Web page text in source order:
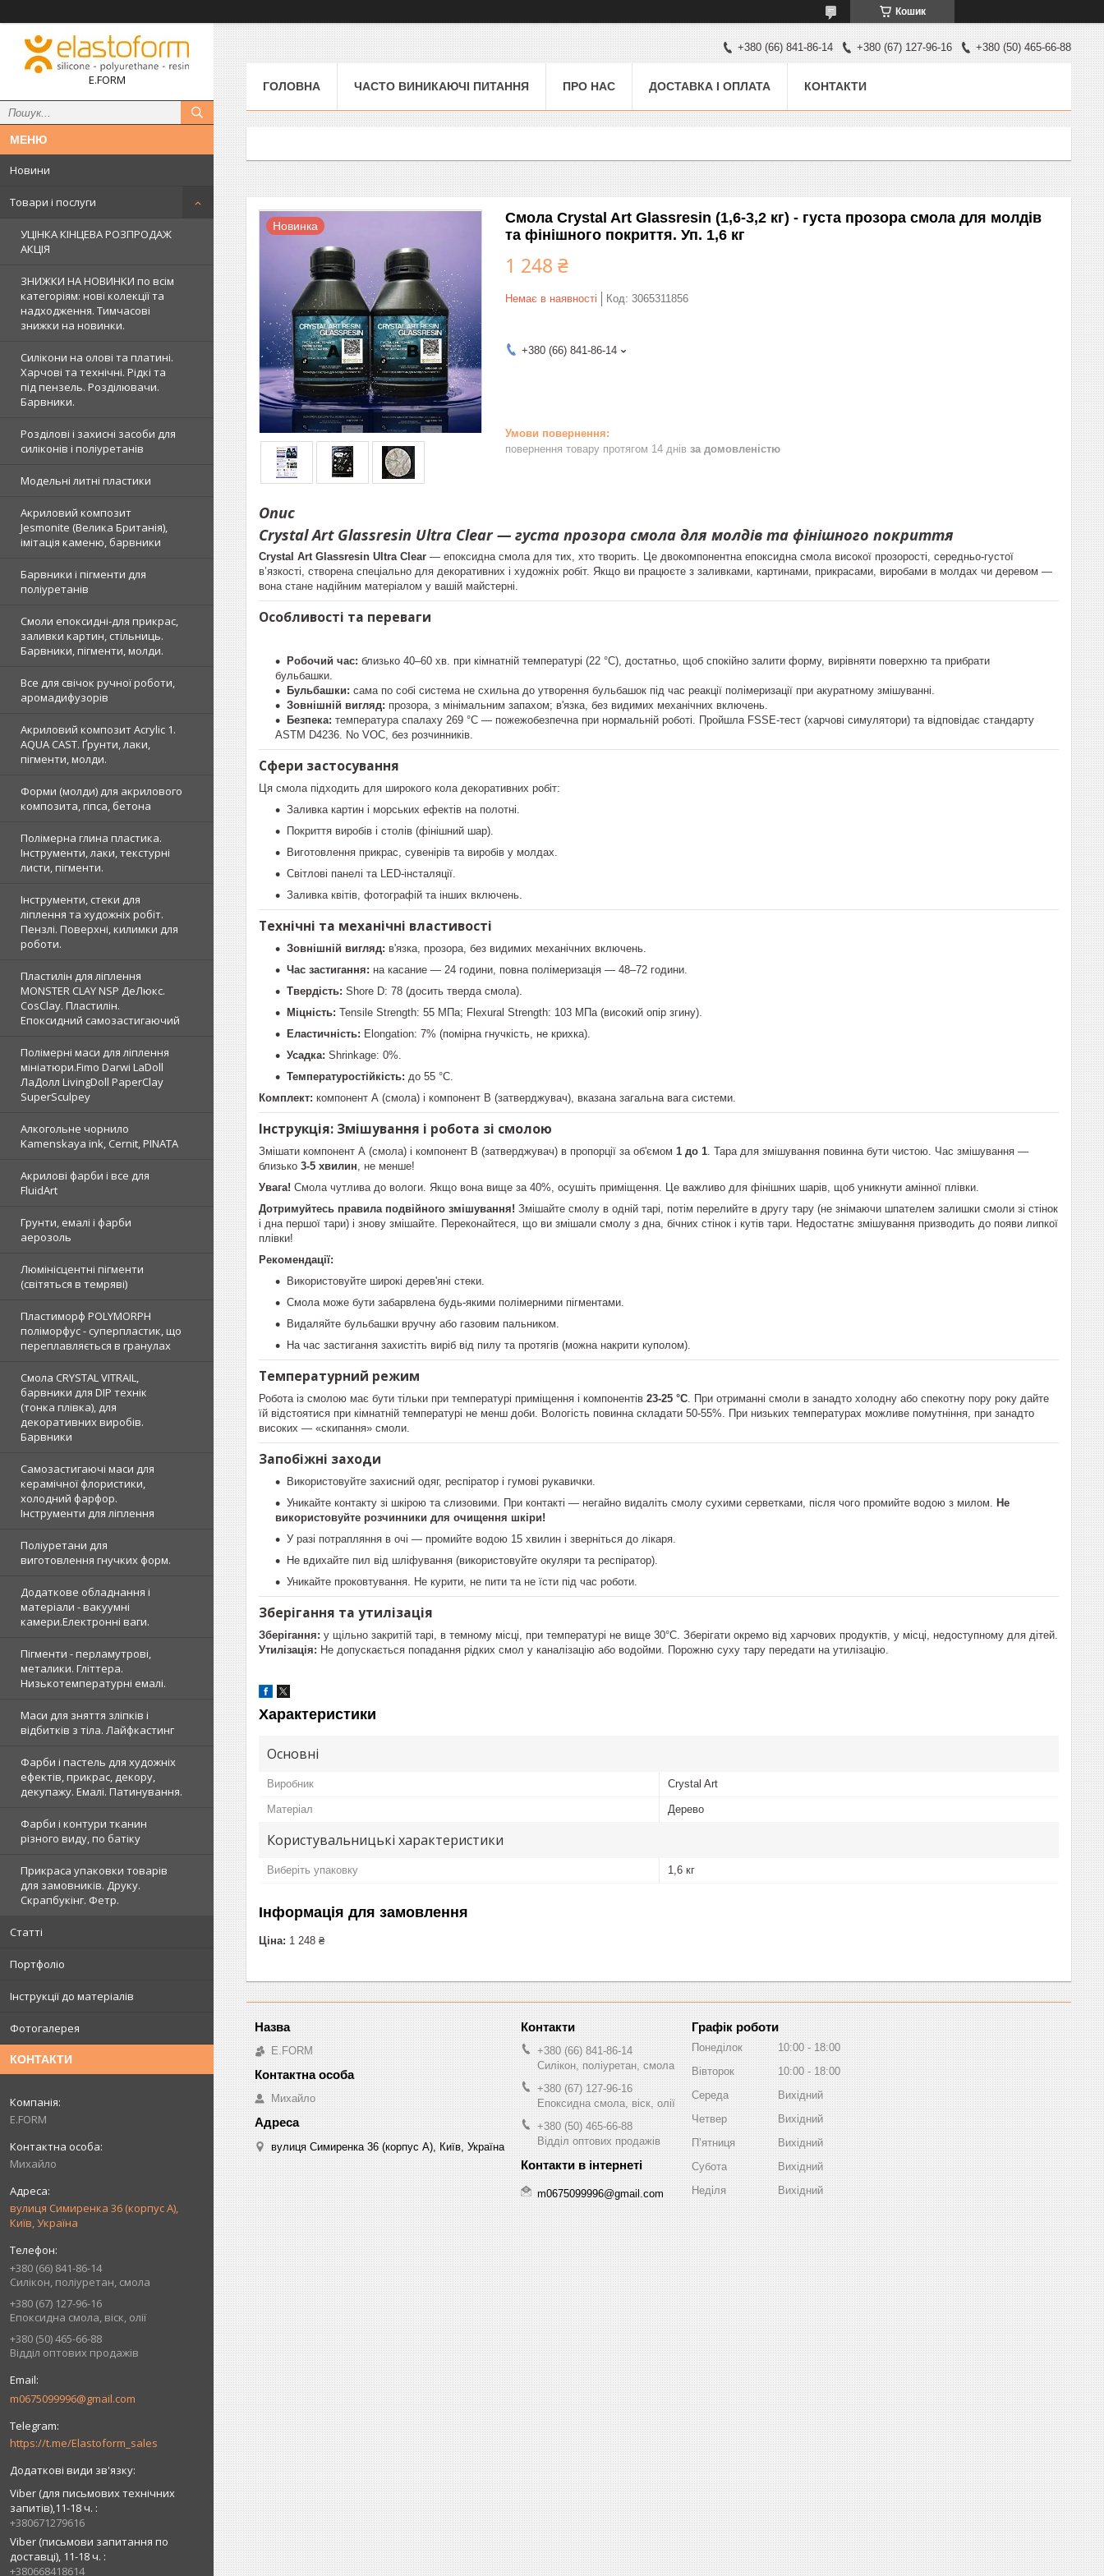
Кошик
E.FORM
Новини
Товари і послуги
УЦІНКА КІНЦЕВА РОЗПРОДАЖ
АКЦІЯ
ЗНИЖКИ НА НОВИНКИ по всім
категоріям: нові колекцїї та
надходження. Тимчасові
знижки на новинки.
Силікони на олові та платині.
Харчові та технічні. Рідкі та
під пензель. Розділювачи.
Барвники.
Розділові і захисні засоби для
силіконів і поліуретанів
Модельні литні пластики
Акриловий композит
Jesmonite (Велика Британія),
імітація каменю, барвники
Барвники і пігменти для
поліуретанів
Смоли епоксидні-для прикрас,
заливки картин, стільниць.
Барвники, пігменти, молди.
Все для свічок ручної роботи,
аромадифузорів
Акриловий композит Acrylic 1.
AQUA CAST. Ґрунти, лаки,
пігменти, молди.
Форми (молди) для акрилового
композита, гіпса, бетона
Полімерна глина пластика.
Інструменти, лаки, текстурні
листи, пігменти.
Інструменти, стеки для
ліплення та художніх робіт.
Пензлі. Поверхні, килимки для
роботи.
Пластилін для ліплення
MONSTER CLAY NSP ДеЛюкс.
CosClay. Пластилін.
Епоксидний самозастигаючий
Полімерні маси для ліплення
мініатюри.Fimo Darwi LaDoll
ЛаДолл LivingDoll PaperClay
SuperSculpey
Алкогольне чорнило
Kamenskaya ink, Cernit, PINATA
Акрилові фарби і все для
FluidArt
Грунти, емалі і фарби
аерозоль
Люмінісцентні пігменти
(світяться в темряві)
Пластиморф POLYMORPH
поліморфус - суперпластик, що
переплавляється в гранулах
Смола CRYSTAL VITRAIL,
барвники для DIP технік
(тонка плівка), для
декоративних виробів.
Барвники
Самозастигаючі маси для
керамічної флористики,
холодний фарфор.
Інструменти для ліплення
Поліуретани для
виготовлення гнучких форм.
Додаткове обладнання і
матеріали - вакуумні
камери.Електронні ваги.
Пігменти - перламутрові,
металики. Гліттера.
Низькотемпературні емалі.
Маси для зняття зліпків і
відбитків з тіла. Лайфкастинг
Фарби і пастель для художніх
ефектів, прикрас, декору,
декупажу. Емалі. Патинування.
Фарби і контури тканин
різного виду, по батіку
Прикраса упаковки товарів
для замовників. Друку.
Скрапбукінг. Фетр.
Статті
Портфоліо
Інструкції до матеріалів
Фотогалерея
КОНТАКТИ
E.FORM
Михайло
вулиця Симиренка 36 (корпус А),
Київ, Україна
+380 (66) 841-86-14
Силікон, поліуретан, смола
+380 (67) 127-96-16
Епоксидна смола, віск, олії
+380 (50) 465-66-88
Відділ оптових продажів
m0675099996@gmail.com
https://t.me/Elastoform_sales
Viber (для письмових технічних
запитів),11-18 ч.
+380671279616
Viber (письмови запитання по
доставці), 11-18 ч.
+380668418614
+380 (66) 841-86-14 +380 (67) 127-96-16 +380 (50) 465-66-88
ГОЛОВНА ЧАСТО ВИНИКАЮЧІ ПИТАННЯ ПРО НАС ДОСТАВКА І ОПЛАТА КОНТАКТИ
Новинка
Смола Crystal Art Glassresin (1,6-3,2 кг) - густа прозора смола для молдів
та фінішного покриття. Уп. 1,6 кг
1 248 ₴
Немає в наявності Код: 3065311856
+380 (66) 841-86-14
повернення товару протягом 14 днів за домовленістю
Опис
Crystal Art Glassresin Ultra Clear — густа прозора смола для молдів та фінішного покриття
Crystal Art Glassresin Ultra Clear — епоксидна смола для тих, хто творить. Це двокомпонентна епоксидна смола високої прозорості, середньо-густої
в’язкості, створена спеціально для декоративних і художніх робіт. Якщо ви працюєте з заливками, картинами, прикрасами, виробами в молдах чи деревом —
вона стане надійним матеріалом у вашій майстерні.
Особливості та переваги
Робочий час: близько 40–60 хв. при кімнатній температурі (22 °С), достатньо, щоб спокійно залити форму, вирівняти поверхню та прибрати
бульбашки.
Бульбашки: сама по собі система не схильна до утворення бульбашок під час реакції полімеризації при акуратному змішуванні.
Зовнішній вигляд: прозора, з мінімальним запахом; в'язка, без видимих механічних включень.
Безпека: температура спалаху 269 °C — пожежобезпечна при нормальній роботі. Пройшла FSSE-тест (харчові симулятори) та відповідає стандарту
ASTM D4236. No VOC, без розчинників.
Сфери застосування
Ця смола підходить для широкого кола декоративних робіт:
Заливка картин і морських ефектів на полотні.
Покриття виробів і столів (фінішний шар).
Виготовлення прикрас, сувенірів та виробів у молдах.
Світлові панелі та LED-інсталяції.
Заливка квітів, фотографій та інших включень.
Технічні та механічні властивості
Зовнішній вигляд: в'язка, прозора, без видимих механічних включень.
Час застигання: на касание — 24 години, повна полімеризація — 48–72 години.
Твердість: Shore D: 78 (досить тверда смола).
Міцність: Tensile Strength: 55 МПа; Flexural Strength: 103 МПа (високий опір згину).
Еластичність: Elongation: 7% (помірна гнучкість, не крихка).
Усадка: Shrinkage: 0%.
Температуростійкість: до 55 °С.
Комплект: компонент А (смола) і компонент В (затверджувач), вказана загальна вага системи.
Інструкція: Змішування і робота зі смолою
Змішати компонент А (смола) і компонент B (затверджувач) в пропорції за об'ємом 1 до 1. Тара для змішування повинна бути чистою. Час змішування —
близько 3-5 хвилин, не менше!
Увага! Смола чутлива до вологи. Якщо вона вище за 40%, осушіть приміщення. Це важливо для фінішних шарів, щоб уникнути амінної плівки.
Дотримуйтесь правила подвійного змішування! Змішайте смолу в одній тарі, потім перелийте в другу тару (не знімаючи шпателем залишки смоли зі стінок
і дна першої тари) і знову змішайте. Переконайтеся, що ви змішали смолу з дна, бічних стінок і кутів тари. Недостатнє змішування призводить до появи липкої
плівки!
Рекомендації:
Використовуйте широкі дерев'яні стеки.
Смола може бути забарвлена будь-якими полімерними пігментами.
Видаляйте бульбашки вручну або газовим пальником.
На час застигання захистіть виріб від пилу та протягів (можна накрити куполом).
Температурний режим
Робота із смолою має бути тільки при температурі приміщення і компонентів 23-25 °С. При отриманні смоли в занадто холодну або спекотну пору року дайте
їй відстоятися при кімнатній температурі не менш доби. Вологість повинна складати 50-55%. При низьких температурах можливе помутніння, при занадто
високих — «скипання» смоли.
Запобіжні заходи
Використовуйте захисний одяг, респіратор і гумові рукавички.
Уникайте контакту зі шкірою та слизовими. При контакті — негайно видаліть смолу сухими серветками, після чого промийте водою з милом. Не
використовуйте розчинники для очищення шкіри!
У разі потрапляння в очі — промийте водою 15 хвилин і зверніться до лікаря.
Не вдихайте пил від шліфування (використовуйте окуляри та респіратор).
Уникайте проковтування. Не курити, не пити та не їсти під час роботи.
Зберігання та утилізація
Зберігання: у щільно закритій тарі, в темному місці, при температурі не вище 30°С. Зберігати окремо від харчових продуктів, у місці, недоступному для дітей.
Утилізація: Не допускається попадання рідких смол у каналізацію або водойми. Порожню суху тару передати на утилізацію.
Характеристики
Основні
Виробник Crystal Art
Матеріал Дерево
Користувальницькі характеристики
Виберіть упаковку 1,6 кг
Інформація для замовлення
Ціна: 1 248 ₴
E.FORM
Михайло
вулиця Симиренка 36 (корпус А), Київ, Україна
+380 (66) 841-86-14
Силікон, поліуретан, смола
+380 (67) 127-96-16
Епоксидна смола, віск, олії
+380 (50) 465-66-88
Відділ оптових продажів
m0675099996@gmail.com
Графік роботи
Понеділок 10:00
18:00
Вівторок
10:00
18:00
Середа
Вихідний
Четвер
Вихідний
Пʼятниця
Вихідний
Субота
Вихідний
Неділя
Вихідний